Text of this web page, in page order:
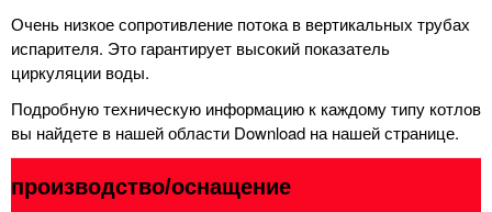
Очень низкое сопротивление потока в вертикальных трубах
испарителя. Это гарантирует высокий показатель
циркуляции воды.
Подробную техническую информацию к каждому типу котлов
вы найдете в нашей области Download на нашей странице.
производство/оснащение